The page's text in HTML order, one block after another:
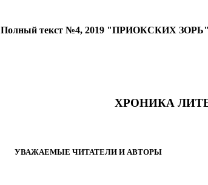
Полный текст №4, 2019 "ПРИОКСКИХ ЗОРЬ"
ХРОНИКА
УВАЖАЕМЫЕ ЧИТАТЕЛИ И АВТОРЫ